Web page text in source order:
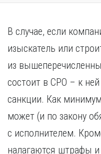
В случае, если
изыскатель или
из
состоит в СРО – к
санкции. Как
может (и по закону
с исполнителем.
налагаются штрафы